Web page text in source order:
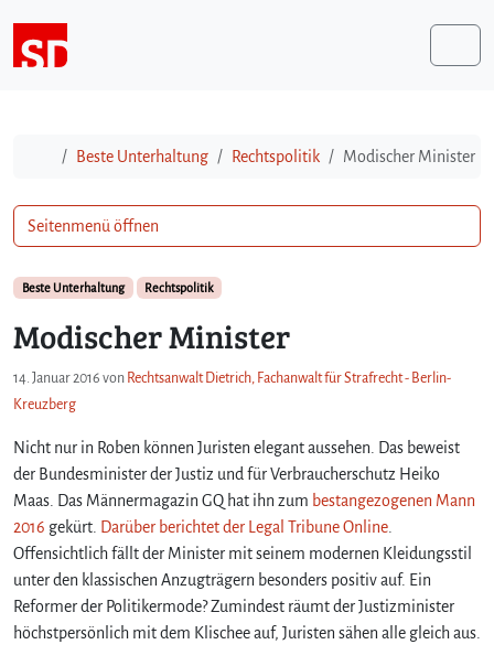
StartBeste Unterhaltung Rechtspolitik Modischer Minister
Beste Unterhaltung Rechtspolitik
Modischer Minister
14. Januar 2016 von Rechtsanwalt Dietrich, Fachanwalt für Strafrecht - Berlin-
Kreuzberg
Nicht nur in Roben können Juristen elegant aussehen. Das beweist
der Bundesminister der Justiz und für Verbraucherschutz Heiko
Maas. Das Männermagazin GQ hat ihn zum bestangezogenen Mann
2016 gekürt. Darüber berichtet der Legal Tribune Online
Offensichtlich fällt der Minister mit seinem modernen Kleidungsstil
unter den klassischen Anzugträgern besonders positiv auf. Ein
Reformer der Politikermode? Zumindest räumt der Justizminister
höchstpersönlich mit dem Klischee auf, Juristen sähen alle gleich aus.
Seitenmenü öffnen